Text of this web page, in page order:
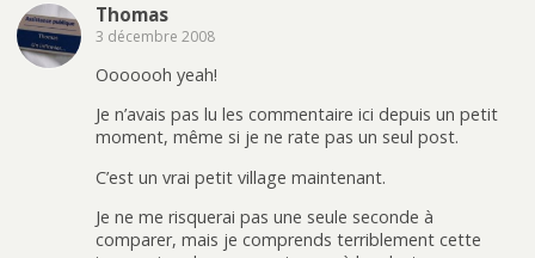
Thomas
3 décembre 2008
Ooooooh yeah!
Je n’avais pas lu les commentaire ici depuis un petit
moment, même si je ne rate pas un seul post.
C’est un vrai petit village maintenant.
Je ne me risquerai pas une seule seconde à
comparer, mais je comprends terriblement cette